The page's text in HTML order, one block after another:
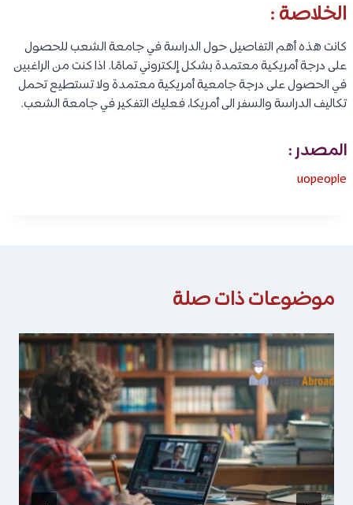
الخلاصة :
كانت هذه أهم التفاصيل حول الدراسة في جامعة الشعب للحصول
على درجة أمريكية معتمدة بشكل إلكتروني تمامًا. اذا كنت من الراغبين
في الحصول على درجة جامعية أمريكية معتمدة ولا تستطيع تحمل
تكاليف الدراسة والسفر الى أمريكا، فعليك التفكير في جامعة الشعب.
المصدر :
uopeople
موضوعات ذات صلة